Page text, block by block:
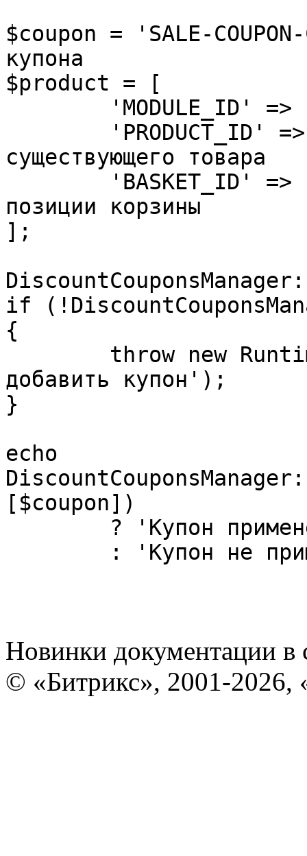
$coupon = 'SALE-
купона
$product = [
существующего товара
позиции корзины
];
if
{
добавить купон');
}
echo
[$coupon])
: 'Купон не
Новинки документации в
© «Битрикс», 2001-2026,